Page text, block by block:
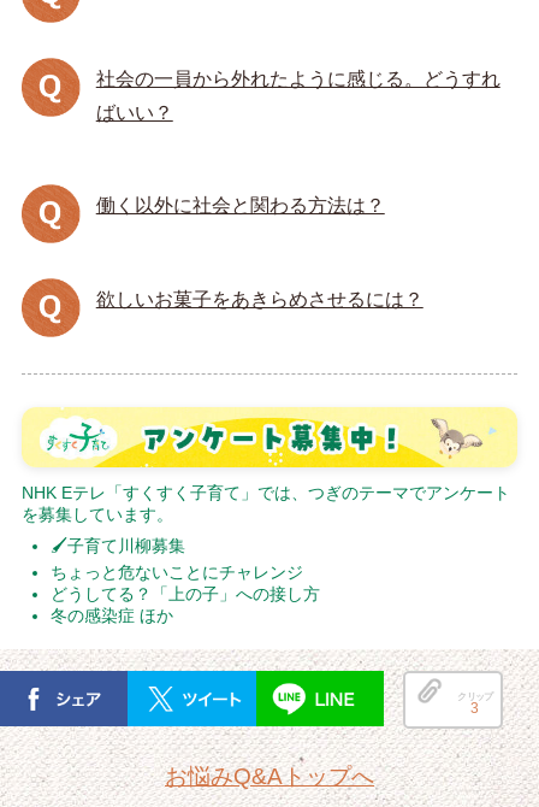
社会の一員から外れたように感じる。どうすれ
ばいい？
働く以外に社会と関わる方法は？
欲しいお菓子をあきらめさせるには？
NHK Eテレ「すくすく子育て」では、つぎのテーマでアンケート
を募集しています。
🖌子育て川柳募集
ちょっと危ないことにチャレンジ
どうしてる？「上の子」への接し方
冬の感染症 ほか
クリップ
3
お悩みQ&Aトップへ